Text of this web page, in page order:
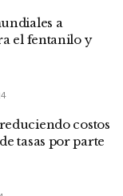
a
el fentanilo y
costos
tasas por parte